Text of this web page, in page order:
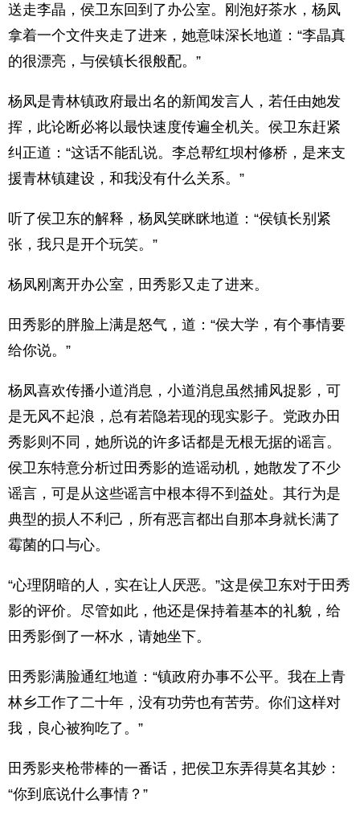
送走李晶，侯卫东回到了办公室。刚泡好茶水，杨凤
拿着一个文件夹走了进来，她意味深长地道：“李晶真
的很漂亮，与侯镇长很般配。”
杨凤是青林镇政府最出名的新闻发言人，若任由她发
挥，此论断必将以最快速度传遍全机关。侯卫东赶紧
纠正道：“这话不能乱说。李总帮红坝村修桥，是来支
援青林镇建设，和我没有什么关系。”
听了侯卫东的解释，杨凤笑眯眯地道：“侯镇长别紧
张，我只是开个玩笑。”
杨凤刚离开办公室，田秀影又走了进来。
田秀影的胖脸上满是怒气，道：“侯大学，有个事情要
给你说。”
杨凤喜欢传播小道消息，小道消息虽然捕风捉影，可
是无风不起浪，总有若隐若现的现实影子。党政办田
秀影则不同，她所说的许多话都是无根无据的谣言。
侯卫东特意分析过田秀影的造谣动机，她散发了不少
谣言，可是从这些谣言中根本得不到益处。其行为是
典型的损人不利己，所有恶言都出自那本身就长满了
霉菌的口与心。
“心理阴暗的人，实在让人厌恶。”这是侯卫东对于田秀
影的评价。尽管如此，他还是保持着基本的礼貌，给
田秀影倒了一杯水，请她坐下。
田秀影满脸通红地道：“镇政府办事不公平。我在上青
林乡工作了二十年，没有功劳也有苦劳。你们这样对
我，良心被狗吃了。”
田秀影夹枪带棒的一番话，把侯卫东弄得莫名其妙：
“你到底说什么事情？”